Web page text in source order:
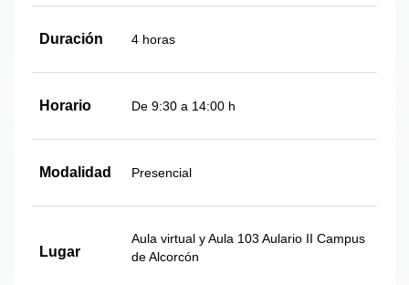
Duración 4 horas
Horario De 9:30 a 14:00 h
Modalidad Presencial
Lugar
Aula virtual y Aula 103 Aulario II Campus
de Alcorcón